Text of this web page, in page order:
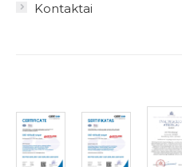
Kontaktai